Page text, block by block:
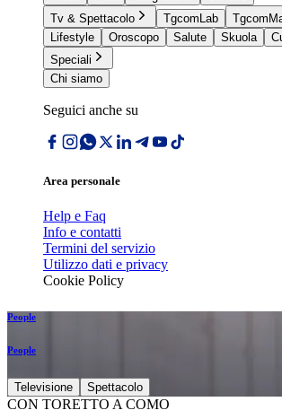
Tv & Spettacolo
TgcomLab
Lifestyle
Oroscopo Salute Skuola
Speciali
Chi siamo
Seguici anche su
Area personale
Help e Faq
Info e contatti
Termini del servizio
Utilizzo dati e privacy
Cookie Policy
People
People
Televisione Spettacolo
CON TORETTO A COMO